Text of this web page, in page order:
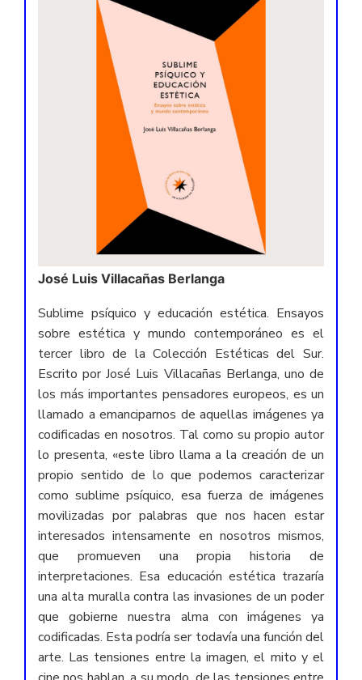
José Luis Villacañas Berlanga
Sublime psíquico y educación estética. Ensayos
sobre estética y mundo contemporáneo es el
tercer libro de la Colección Estéticas del Sur.
Escrito por José Luis Villacañas Berlanga, uno de
los más importantes pensadores europeos, es un
llamado a emanciparnos de aquellas imágenes ya
codificadas en nosotros. Tal como su propio autor
lo presenta, «este libro llama a la creación de un
propio sentido de lo que podemos caracterizar
como sublime psíquico, esa fuerza de imágenes
movilizadas por palabras que nos hacen estar
interesados intensamente en nosotros mismos,
que promueven una propia historia de
interpretaciones. Esa educación estética trazaría
una alta muralla contra las invasiones de un poder
que gobierne nuestra alma con imágenes ya
codificadas. Esta podría ser todavía una función del
arte. Las tensiones entre la imagen, el mito y el